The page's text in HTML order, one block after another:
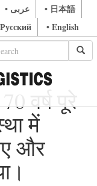
• عربى
• 日本語
• English
वर्ष पूरे
में
और